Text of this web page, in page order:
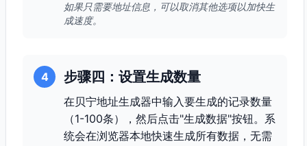
如果只需要地址信息，可以取消其他选项以加快生
成速度。
4 步骤四：设置生成数量
在贝宁地址生成器中输入要生成的记录数量
（1-100条），然后点击"生成数据"按钮。系
统会在浏览器本地快速生成所有数据，无需